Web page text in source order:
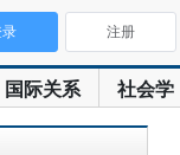
国际关系 社会学
注册